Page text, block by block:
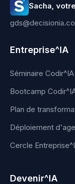
Sacha,
Entreprise^IA
Séminaire Codir^IA
Bootcamp
Plan de
Déploiement
Cercle
Devenir^IA